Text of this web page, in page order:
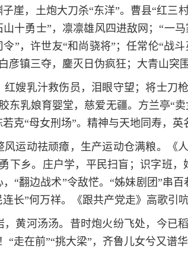
子崖，土炮大刀杀“东洋”。曹县“红三
山十勇士”，凛凛雄风四进敌网；“一
令”，许世友“和尚骁将”；任常伦“战
彦镇三夺，鏖灭日伪疯狂；大青山突
红嫂乳汁救伤员，泪眼守望；将士刀
东乳娘育婴堂，慈爱无疆。方兰亭“
克“母女刑场”。精神与天地同寿，英
风运动祛顽瘴，生产运动仓满粮。《
下乡。庄户学，平民扫盲；识字班
，“翻边战术”令敌恾。“姊妹剧团”串
连长”何万祥。《跟共产党走》高歌引
，黄河汤汤。昔时炮火纷飞处，今已
“走在前”“挑大梁”，齐鲁儿女兮又谱